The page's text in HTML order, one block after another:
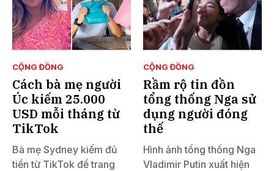
CỘNG ĐỒNG
Cách bà mẹ người
Úc kiếm 25.000
USD mỗi tháng từ
TikTok
Bà mẹ Sydney kiếm đủ
tiền từ TikTok để trang
CỘNG ĐỒNG
Rầm rộ tin đồn
tổng thống Nga sử
dụng người đóng
thế
Hình ảnh tổng thống Nga
Vladimir Putin xuất hiện